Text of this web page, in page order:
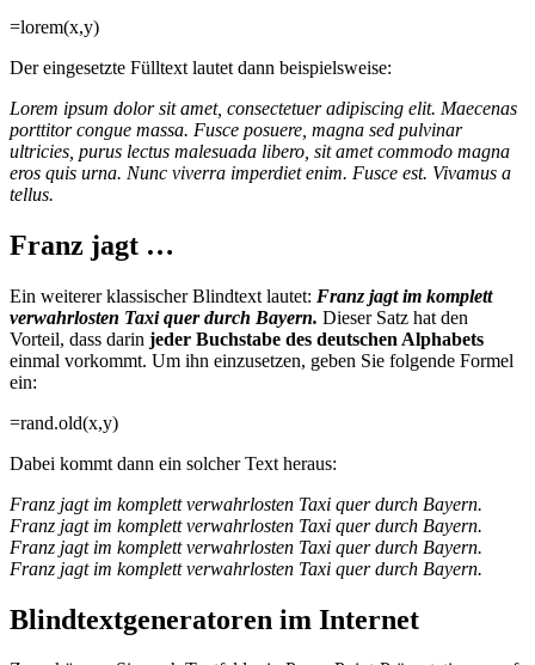
=lorem(x,y)
Der eingesetzte Fülltext lautet dann beispielsweise:
Lorem ipsum dolor sit amet, consectetuer adipiscing elit. Maecenas
porttitor congue massa. Fusce posuere, magna sed pulvinar
ultricies, purus lectus malesuada libero, sit amet commodo magna
eros quis urna. Nunc viverra imperdiet enim. Fusce est. Vivamus a
tellus.
Franz jagt …
Ein weiterer klassischer Blindtext lautet: Franz jagt im komplett
verwahrlosten Taxi quer durch Bayern. Dieser Satz hat den
Vorteil, dass darin jeder Buchstabe des deutschen Alphabets
einmal vorkommt. Um ihn einzusetzen, geben Sie folgende Formel
ein:
=rand.old(x,y)
Dabei kommt dann ein solcher Text heraus:
Franz jagt im komplett verwahrlosten Taxi quer durch Bayern.
Franz jagt im komplett verwahrlosten Taxi quer durch Bayern.
Franz jagt im komplett verwahrlosten Taxi quer durch Bayern.
Franz jagt im komplett verwahrlosten Taxi quer durch Bayern.
Blindtextgeneratoren im Internet